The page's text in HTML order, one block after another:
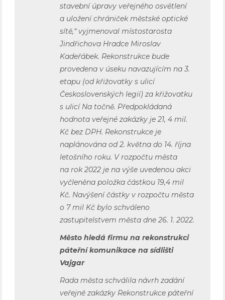
stavební úpravy veřejného osvětlení
a uložení chrániček městské optické
sítě,“ vyjmenoval místostarosta
Jindřichova Hradce Miroslav
Kadeřábek. Rekonstrukce bude
provedena v úseku navazujícím na 3.
etapu (od křižovatky s ulicí
Československých legií) za křižovatku
s ulicí Na točně. Předpokládaná
hodnota veřejné zakázky je 21, 4 mil.
Kč bez DPH. Rekonstrukce je
naplánována od 2. května do 14. října
letošního roku. V rozpočtu města
na rok 2022 je na výše uvedenou akci
vyčleněna položka částkou 19,4 mil
Kč. Navýšení částky v rozpočtu města
o 7 mil Kč bylo schváleno
zastupitelstvem města dne 26. 1. 2022.
Město hledá firmu na rekonstrukci
páteřní komunikace na sídlišti
Vajgar
Rada města schválila návrh zadání
veřejné zakázky Rekonstrukce páteřní